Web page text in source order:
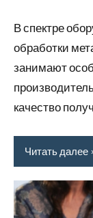
В спектре
обработки
занимают
качество
Читать далее